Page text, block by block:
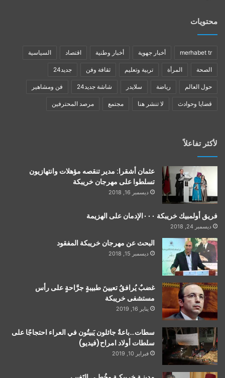
محتويات
merhabet tr أخبار جهوية أخبار وطنية اقتصاد السياسية
الصحة المرأة تربية وتعليم ثقافة وفن جديد24
حول العالم رياضة سلايدر شاشة جديد24 فن ومشاهير
قضايا وحوادث لا تنشر هنا مجتمع مرصد المحترفين
لأكثر تفاعلاً
عثمان أشقرا: مدير تنقصه مؤهلات وانتهازيون
تسلطوا على مهرجان خريبكة
ديسمبر 16, 2018
فريق أولمبيك خريبكة ٠٠٠الإدمان على الهزيمة
ديسمبر 24, 2018
البحث عن مهرجان خريبكة المفقود
ديسمبر 15, 2018
غضبٌ يُرافقُ تعيينَ طبيبةٍ جرَّاحةٍ على رأس
مستشفى خريبكة
يناير 16, 2019
سطات…باعةٌ جائلون يَبيتُون في العراء احتجاجًا على
سلطات أولاد امراح(فيديو)
فبراير 10, 2019